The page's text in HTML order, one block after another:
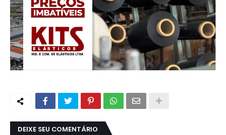
DEIXE SEU COMENTÁRIO